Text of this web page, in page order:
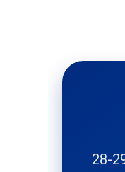
28-